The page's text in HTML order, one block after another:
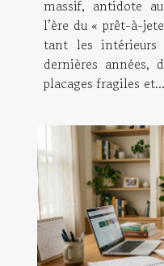
massif, antidote
l’ère du « prêt-à-
tant les
dernières années,
placages fragiles et...